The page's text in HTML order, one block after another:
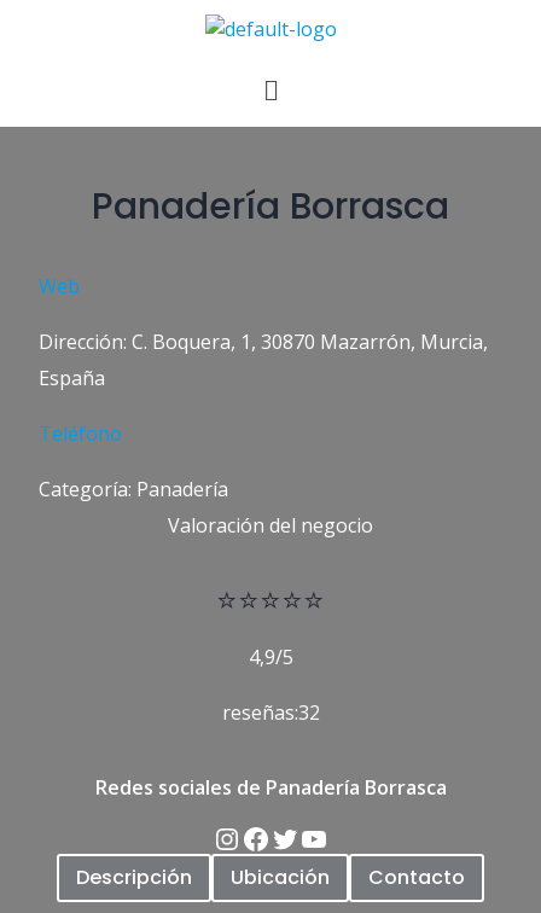
Panadería Borrasca
Web
Dirección: C. Boquera, 1, 30870 Mazarrón, Murcia,
España
Teléfono
Categoría: Panadería
Valoración del negocio
⭐⭐⭐⭐⭐
4,9/5
reseñas:32
Redes sociales de Panadería Borrasca
Descripción Ubicación Contacto